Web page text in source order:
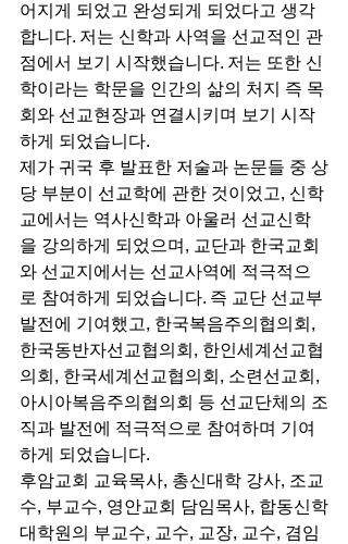
어지게 되었고 완성되게 되었다고 생각
합니다. 저는 신학과 사역을 선교적인 관
점에서 보기 시작했습니다. 저는 또한 신
학이라는 학문을 인간의 삶의 처지 즉 목
회와 선교현장과 연결시키며 보기 시작
하게 되었습니다.
제가 귀국 후 발표한 저술과 논문들 중 상
당 부분이 선교학에 관한 것이었고, 신학
교에서는 역사신학과 아울러 선교신학
을 강의하게 되었으며, 교단과 한국교회
와 선교지에서는 선교사역에 적극적으
로 참여하게 되었습니다. 즉 교단 선교부
발전에 기여했고, 한국복음주의협의회,
한국동반자선교협의회, 한인세계선교협
의회, 한국세계선교협의회, 소련선교회,
아시아복음주의협의회 등 선교단체의 조
직과 발전에 적극적으로 참여하며 기여
하게 되었습니다.
후암교회 교육목사, 총신대학 강사, 조교
수, 부교수, 영안교회 담임목사, 합동신학
대학원의 부교수, 교수, 교장, 교수, 겸임